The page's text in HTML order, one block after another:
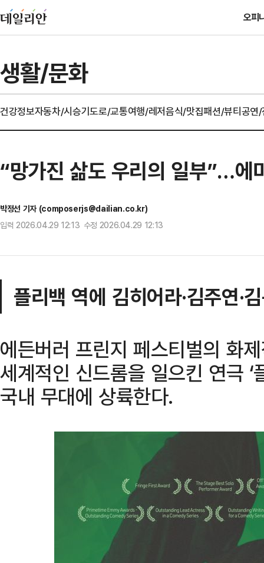
오피
생활/문화
건강정보자동차/시승기도로/교통여행/레저음식/맛집패션/뷰티공연
“망가진 삶도 우리의 일부”…에
박정선 기자 (composerjs@dailian.co.kr)
입력 2026.04.29 12:13 수정 2026.04.29 12:13
플리백 역에 김히어라·김주연·
에든버러 프린지 페스티벌의 화
세계적인 신드롬을 일으킨 연극
국내 무대에 상륙한다.